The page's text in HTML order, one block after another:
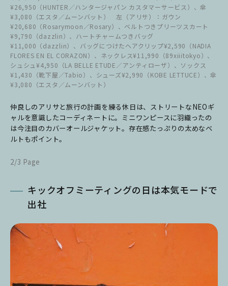
¥26,950（HUNTER／ハンタージャパン カスタマーサービス）、傘
¥3,080（エスタ／ムーンバット） 左（アリサ）：ガウン
¥20,680（Rosarymoon／Rosary）、ベルトつきプリーツスカート
¥9,790（dazzlin）、ハートチャームつきバッグ
¥11,000（dazzlin）、バッグにつけたヘアクリップ¥2,590（NADIA
FLORES EN EL CORAZON）、ネックレス¥11,990（89xiiitokyo）、
シュシュ¥4,950（LA BELLE ETUDE／アンティローザ）、ソックス
¥1,430（靴下屋／Tabio）、シューズ¥2,990（KOBE LETTUCE）、傘
¥3,080（エスタ／ムーンバット）
仲良しのアリサと旅行の計画を練る休日は、ストリートなNEOギ
ャルを意識したコーディネートに。ミニワンピースに羽織ったの
は今注目のカバーオールジャケット。存在感たっぷりの太めなベ
ルトもポイント。
2/3 Page
キックオフミーティングの日は本気モードで
出社